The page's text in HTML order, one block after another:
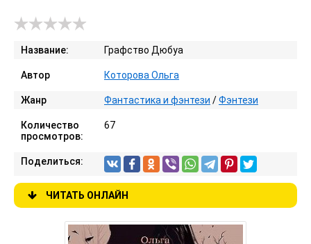
Название: Графство Дюбуа
Автор Которова Ольга
Жанр Фантастика и фэнтези /Фэнтези
Количество
просмотров:
67
Поделиться:
ЧИТАТЬ ОНЛАЙН